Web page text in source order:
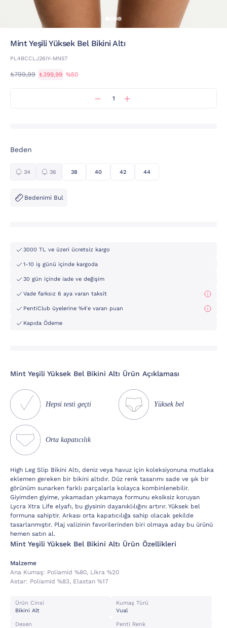
Mint Yeşili Yüksek Bel Bikini Altı
PL4BCCLJ26IY-MN57
₺799,99 ₺399,99 %50
Beden
34 36 38 40 42 44
Bedenimi Bul
3000 TL ve üzeri ücretsiz kargo
1-10 iş günü içinde kargoda
30 gün içinde iade ve değişim
Vade farksız 6 aya varan taksit
PentiClub üyelerine %4'e varan puan
Kapıda Ödeme
Mint Yeşili Yüksek Bel Bikini Altı Ürün Açıklaması
Hepsi testi geçti Yüksek bel
Orta kapatıcılık
High Leg Slip Bikini Altı, deniz veya havuz için koleksiyonuna mutlaka
eklemen gereken bir bikini altıdır. Düz renk tasarımı sade ve şık bir
görünüm sunarken farklı parçalarla kolayca kombinlenebilir.
Giyimden giyime, yıkamadan yıkamaya formunu eksiksiz koruyan
Lycra Xtra Life elyafı, bu giysinin dayanıklılığını artırır. Yüksek bel
formuna sahiptir. Arkası orta kapatıcılığa sahip olacak şekilde
tasarlanmıştır. Plaj valizinin favorilerinden biri olmaya aday bu ürünü
hemen satın al.
Mint Yeşili Yüksek Bel Bikini Altı Ürün Özellikleri
Malzeme
Ana Kumaş: Poli̇ami̇d %80, Li̇kra %20
Astar: Poli̇ami̇d %83, Elastan %17
Ürün Cinsi
Bikini Alt
Kumaş Türü
Vual
Desen
Penti Renk